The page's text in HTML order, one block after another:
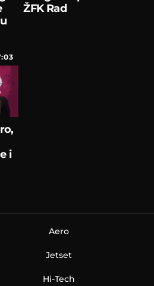
ŽFK Rad
i
Aero
Jetset
Hi-Tech